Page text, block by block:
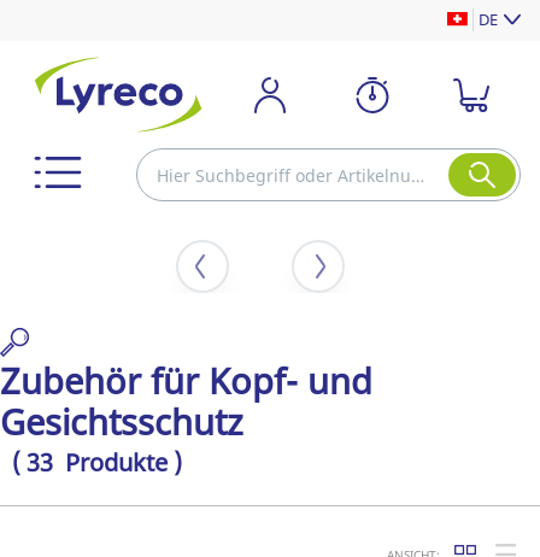
DE
Zubehör für Kopf- und
Gesichtsschutz
( 33 Produkte )